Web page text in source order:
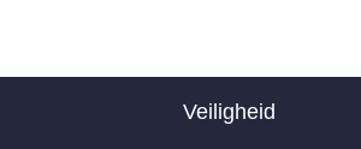
Veiligheid